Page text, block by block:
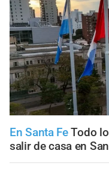
En Santa FeTodo
salir de casa en